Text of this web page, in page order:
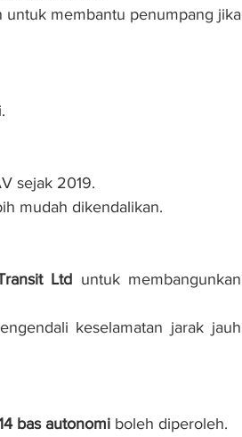
untuk membantu penumpang jika
sejak 2019.
mudah dikendalikan.
Ltd untuk membangunkan
keselamatan jarak jauh
bas autonomi boleh diperoleh.